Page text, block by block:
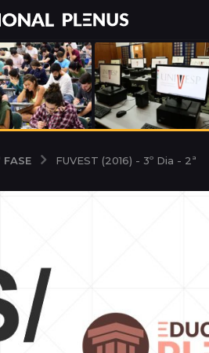
FASE
FUVEST (2016) - 3º Dia - 2ª